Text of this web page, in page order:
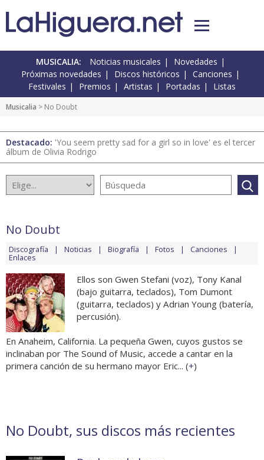
MUSICALIA: Noticias musicales
Novedades
Próximas novedades
Discos históricos
Canciones
Festivales
Premios Artistas Portadas Listas
Musicalia > No Doubt
Destacado: 'You seem pretty sad for a girl so in love' es el tercer
álbum de Olivia Rodrigo
No Doubt
Discografía Noticias Biografía Fotos Canciones
Enlaces
Ellos son Gwen Stefani (voz), Tony Kanal
(bajo guitarra, teclados), Tom Dumont
(guitarra, teclados) y Adrian Young (batería,
percusión).
En Anaheim, California. La pequeña Gwen, cuyos gustos se
inclinaban por The Sound of Music, accede a cantar en la
primera canción de su hermano mayor Eric... (+)
No Doubt, sus discos más recientes